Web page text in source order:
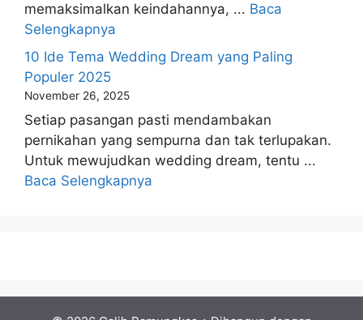
memaksimalkan keindahannya, ... Baca
Selengkapnya
10 Ide Tema Wedding Dream yang Paling
Populer 2025
November 26, 2025
Setiap pasangan pasti mendambakan
pernikahan yang sempurna dan tak terlupakan.
Untuk mewujudkan wedding dream, tentu ...
Baca Selengkapnya